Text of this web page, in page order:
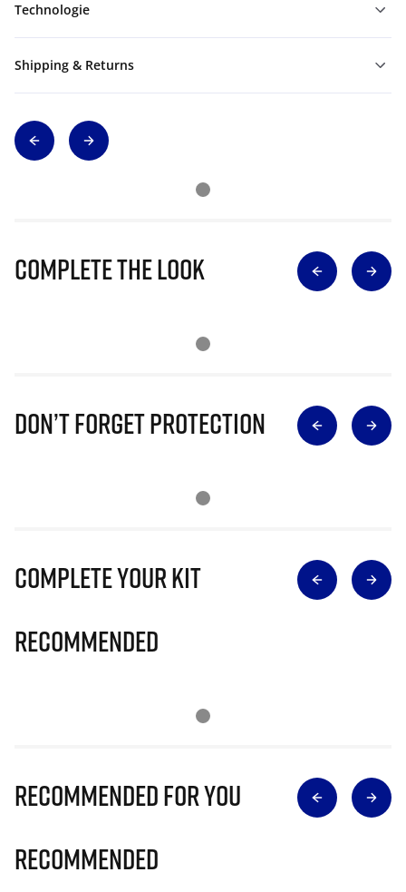
Technologie
Shipping & Returns
Complete The Look
Don’t Forget Protection
Complete Your Kit
Recommended
Recommended for you
Recommended